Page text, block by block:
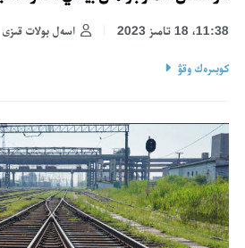
اسەل بولات قىزى 11:38، 18 تامىز 2023
كوبىرەك وقۋ